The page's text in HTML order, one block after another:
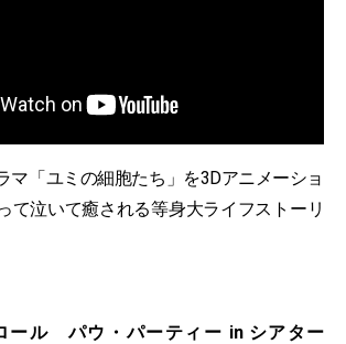
マ「ユミの細胞たち」を3Dアニメーショ
て泣いて癒される等身大ライフストーリ
ール パウ・パーティー in シアター